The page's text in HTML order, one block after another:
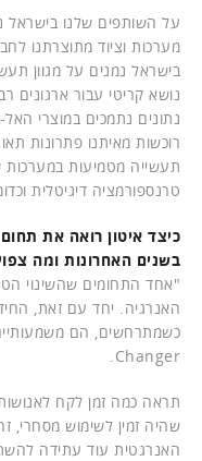
מערכות וציוד מתוצרתנו
בישראל נמנים על מגוון
נושא קריטי עבור ארגונים
נתונים נתמכים במוצרי
רוכשות מאיתנו פתרונות
תעשייה מטמיעות
טרנספורמציה דיגיטלית
כיצד איטון רואה את
בשנים האחרונות ומה
"אחד התחומים שהשינוי
האנרגיה. יחד עם זאת,
Changer.
תראה כמה זמן לקח
שהיה זמין לשימוש מסחרי,
האנרגטית עוד עתידה